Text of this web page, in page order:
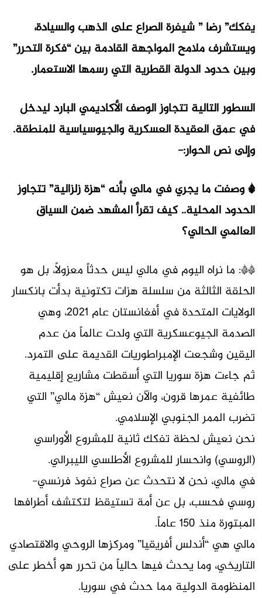
يفكك” رضا ” شيفرة الصراع على الذهب والسيادة،
ويستشرف ملامح المواجهة القادمة بين “فكرة التحرر”
وبين حدود الدولة القطرية التي رسمها الاستعمار.
السطور التالية تتجاوز الوصف الأكاديمي البارد ليدخل
في عمق العقيدة العسكرية والجيوسياسية للمنطقة.
وإلى نص الحوار:-
* وصفت ما يجري في مالي بأنه “هزة زلزالية” تتجاوز
الحدود المحلية.. كيف تقرأ المشهد ضمن السياق
العالمي الحالي؟
**: ما نراه اليوم في مالي ليس حدثاً معزولاً، بل هو
الحلقة الثالثة من سلسلة هزات تكتونية بدأت بانكسار
الولايات المتحدة في أفغانستان عام 2021، وهي
الصدمة الجيوعسكرية التي ولدت عالماً من عدم
اليقين وشجعت الإمبراطوريات القديمة على التمرد.
ثم جاءت هزة سوريا التي أسقطت مشاريع إقليمية
طائفية عمرها قرون، والآن نعيش “هزة مالي” التي
تضرب الممر الجنوبي الإسلامي.
نحن نعيش لحظة تفكك ثانية للمشروع الأوراسي
(الروسي) وانحسار للمشروع الأطلسي الليبرالي.
في مالي، نحن لا نتحدث عن صراع نفوذ فرنسي-
روسي فحسب، بل عن أمة تستيقظ لتكتشف أطرافها
المبتورة منذ 150 عاماً.
مالي هي “أندلس أفريقيا” ومركزها الروحي والاقتصادي
التاريخي، وما يحدث فيها حالياً من تحرر هو أخطر على
المنظومة الدولية مما حدث في سوريا.